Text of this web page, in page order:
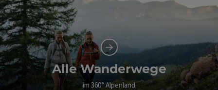
Alle Wanderwege
im 360° Alpenland